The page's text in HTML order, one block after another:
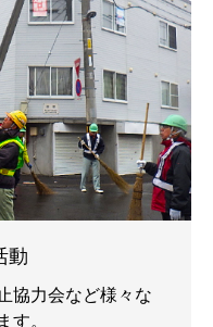
動
協力会など様々な
す。